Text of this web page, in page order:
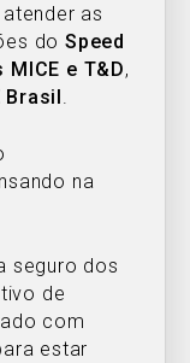
as
do Speed
e T&D,
.
na
seguro dos
de
com
estar